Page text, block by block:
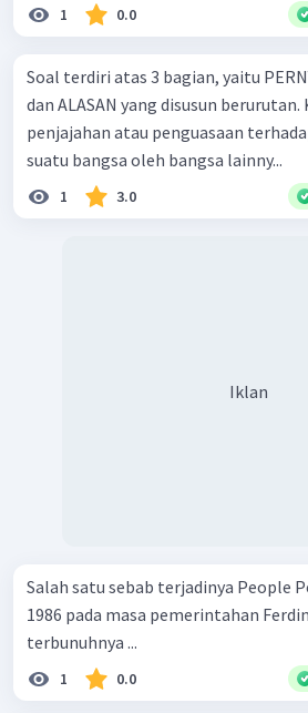
1 0.0
Soal terdiri atas 3 bagian, yaitu
dan ALASAN yang disusun berurutan. Kolonialisme adalah
penjajahan atau penguasaan
suatu bangsa oleh bangsa lainny...
1 3.0
Iklan
Salah satu sebab terjadinya People
1986 pada masa pemerintahan
terbunuhnya ...
1 0.0